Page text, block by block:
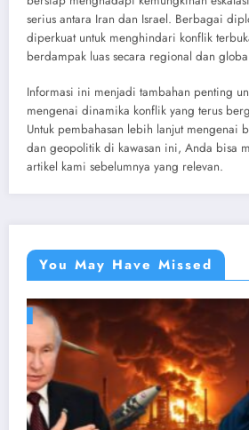
serius antara Iran dan Israel. Berbagai
diperkuat untuk menghindari konflik
berdampak luas secara regional dan
Informasi ini menjadi tambahan penting
mengenai dinamika konflik yang terus
Untuk pembahasan lebih lanjut mengenai
dan geopolitik di kawasan ini, Anda bisa
artikel kami sebelumnya yang relevan.
You May Have Missed